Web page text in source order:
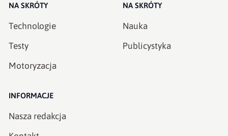
NA SKRÓTY
Technologie
Testy
Motoryzacja
NA SKRÓTY
Nauka
Publicystyka
INFORMACJE
Nasza redakcja